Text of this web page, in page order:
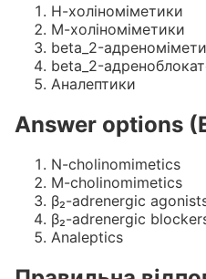
Н-холіноміметики
М-холіноміметики
beta_2-
beta_2-
Аналептики
Answer options
N-cholinomimetics
M-cholinomimetics
β₂-adrenergic
β₂-adrenergic
Analeptics